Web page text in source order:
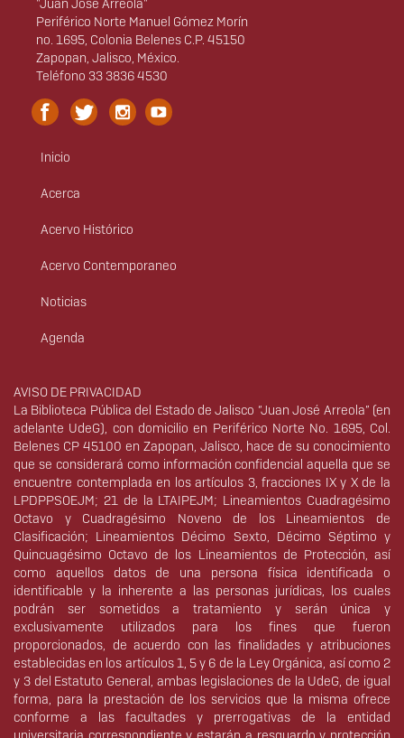
Periférico Norte Manuel Gómez Morín
no. 1695, Colonia Belenes C.P. 45150
Zapopan, Jalisco, México.
Teléfono 33 3836 4530
Menú
principal
Inicio
Acerca
Acervo Histórico
Acervo Contemporaneo
Noticias
Agenda
Derechos
AVISO DE PRIVACIDAD
La Biblioteca Pública del Estado de Jalisco “Juan José Arreola” (en
adelante UdeG), con domicilio en Periférico Norte No. 1695, Col.
Belenes CP 45100 en Zapopan, Jalisco, hace de su conocimiento
que se considerará como información confidencial aquella que se
encuentre contemplada en los artículos 3, fracciones IX y X de la
LPDPPSOEJM; 21 de la LTAIPEJM; Lineamientos Cuadragésimo
Octavo y Cuadragésimo Noveno de los Lineamientos de
Clasificación; Lineamientos Décimo Sexto, Décimo Séptimo y
Quincuagésimo Octavo de los Lineamientos de Protección, así
como aquellos datos de una persona física identificada o
identificable y la inherente a las personas jurídicas, los cuales
podrán ser sometidos a tratamiento y serán única y
exclusivamente utilizados para los fines que fueron
proporcionados, de acuerdo con las finalidades y atribuciones
establecidas en los artículos 1, 5 y 6 de la Ley Orgánica, así como 2
y 3 del Estatuto General, ambas legislaciones de la UdeG, de igual
forma, para la prestación de los servicios que la misma ofrece
conforme a las facultades y prerrogativas de la entidad